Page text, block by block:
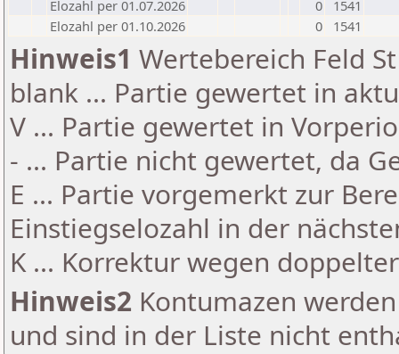
Elozahl per 01.07.2026
0
1541
Elozahl per 01.10.2026
0 1541
Hinweis1 Wertebereich Feld
blank ... Partie gewertet in
V ... Partie gewertet in
- ... Partie nicht gewertet, da
E ... Partie vorgemerkt zur
Einstiegselozahl in der
K ... Korrektur wegen
Hinweis2 Kontumazen
und sind in der Liste nicht